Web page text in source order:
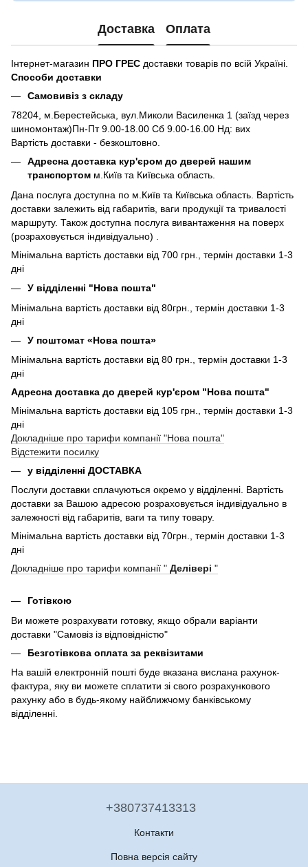
Доставка Оплата
Інтернет-магазин ПРО ГРЕС доставки товарів по всій Україні.
Способи доставки
Самовивіз з складу
78204, м.Берестейська, вул.Миколи Василенка 1 (заїзд через
шиномонтаж)Пн-Пт 9.00-18.00 Сб 9.00-16.00 Нд: вих
Вартість доставки - безкоштовно.
Адресна доставка кур'єром до дверей нашим
транспортом м.Київ та Київська область.
Дана послуга доступна по м.Київ та Київська область. Вартість
доставки залежить від габаритів, ваги продукції та тривалості
маршруту. Також доступна послуга вивантаження на поверх
(розраховується індивідуально) .
Мінімальна вартість доставки від 700 грн., термін доставки 1-3
дні
У відділенні "Нова пошта"
Мінімальна вартість доставки від 80грн., термін доставки 1-3
дні
У поштомат «Нова пошта»
Мінімальна вартість доставки від 80 грн., термін доставки 1-3
дні
Адресна доставка до дверей кур'єром "Нова пошта"
Мінімальна вартість доставки від 105 грн., термін доставки 1-3
дні
Докладніше про тарифи компанії "Нова пошта"
Відстежити посилку
у відділенні ДОСТАВКА
Послуги доставки сплачуються окремо у відділенні. Вартість
доставки за Вашою адресою розраховується індивідуально в
залежності від габаритів, ваги та типу товару.
Мінімальна вартість доставки від 70грн., термін доставки 1-3
дні
Докладніше про тарифи компанії " Делівері "
Готівкою
Ви можете розрахувати готовку, якщо обрали варіанти
доставки "Самовіз із відповідністю"
Безготівкова оплата за реквізитами
На вашій електронній пошті буде вказана вислана рахунок-
фактура, яку ви можете сплатити зі свого розрахункового
рахунку або в будь-якому найближчому банківському
відділенні.
+380737413313
Контакти
Повна версія сайту